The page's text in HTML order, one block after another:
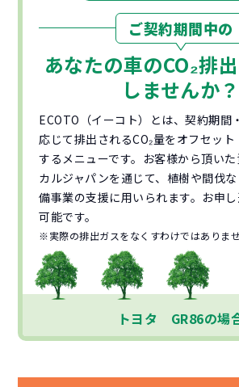
ご契約期間中の
あなたの車のCO₂排
しませんか？
ECOTO（イーコト）とは、契約期間
応じて排出されるCO₂量をオフセット
するメニューです。お客様から頂い
カルジャパンを通じて、植樹や間伐
備事業の支援に用いられます。お申
可能です。
※実際の排出ガスをなくすわけではありませ
トヨタ GR86の場